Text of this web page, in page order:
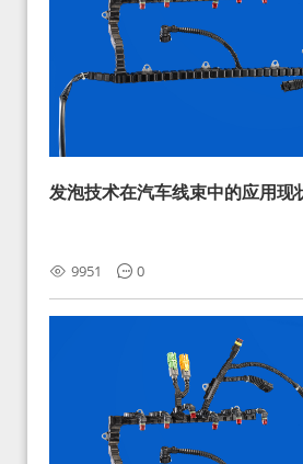
发泡技术在汽车线束中的应用现
9951 0